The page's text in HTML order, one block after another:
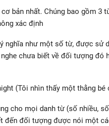
bản nhất. Chúng bao gồm 3
xác định
nghĩa như một số từ, được sử
chưa biết về đối tượng đó
(Tôi nhìn thấy một thằng
cho mọi danh từ (số nhiều,
đến đối tượng được nói một